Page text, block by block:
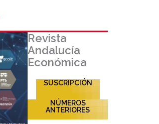
Revista
Andalucía
Económica
SUSCRIPCIÓN
NÚMEROS
ANTERIORES